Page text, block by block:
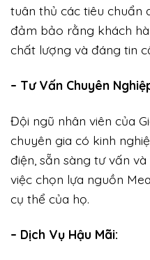
tuân thủ các tiêu chuẩn
đảm bảo rằng khách
chất lượng và đáng tin
– Tư Vấn Chuyên
Đội ngũ nhân viên của
chuyên gia có kinh
điện, sẵn sàng tư vấn
việc chọn lựa nguồn
cụ thể của họ.
– Dịch Vụ Hậu Mãi: